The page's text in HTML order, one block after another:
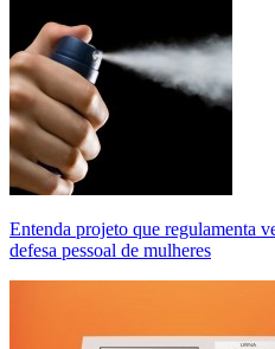
Entenda projeto que regulamenta
defesa pessoal de mulheres